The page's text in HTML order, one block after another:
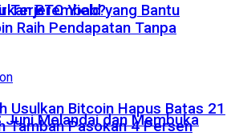
Terjerembab?
Juni Melandai dan Membuka
BTC Yield yang Bantu
Raih Pendapatan Tanpa
Usulkan Bitcoin Hapus Batas 21
Tambah Pasokan 4 Persen